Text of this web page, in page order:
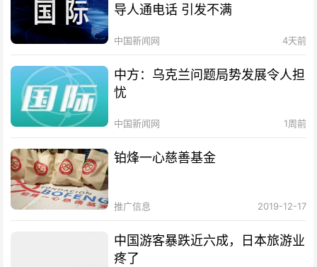
导人通电话 引发不满
中国新闻网 4天前
中方：乌克兰问题局势发展令人担
忧
中国新闻网 1周前
铂烽一心慈善基金
推广信息 2019-12-17
中国游客暴跌近六成，日本旅游业
疼了